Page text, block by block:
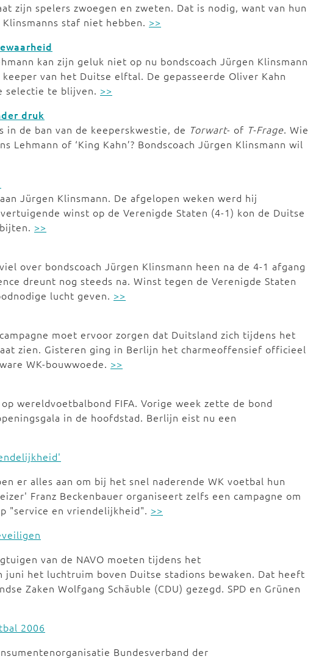
zijn spelers zwoegen en zweten. Dat is nodig, want van hun
staf niet hebben. >>
kan zijn geluk niet op nu bondscoach Jürgen Klinsmann
van het Duitse elftal. De gepasseerde Oliver Kahn
selectie te blijven. >>
druk
de ban van de keeperskwestie, de Torwart- of T-Frage. Wie
Lehmann of ‘King Kahn’? Bondscoach Jürgen Klinsmann wil
Jürgen Klinsmann. De afgelopen weken werd hij
winst op de Verenigde Staten (4-1) kon de Duitse
>>
over bondscoach Jürgen Klinsmann heen na de 4-1 afgang
dreunt nog steeds na. Winst tegen de Verenigde Staten
lucht geven. >>
moet ervoor zorgen dat Duitsland zich tijdens het
zien. Gisteren ging in Berlijn het charmeoffensief officieel
WK-bouwwoede. >>
wereldvoetbalbond FIFA. Vorige week zette de bond
in de hoofdstad. Berlijn eist nu een
er alles aan om bij het snel naderende WK voetbal hun
Franz Beckenbauer organiseert zelfs een campagne om
"service en vriendelijkheid". >>
van de NAVO moeten tijdens het
juni het luchtruim boven Duitse stadions bewaken. Dat heeft
Zaken Wolfgang Schäuble (CDU) gezegd. SPD en Grünen
2006
Bundesverband der